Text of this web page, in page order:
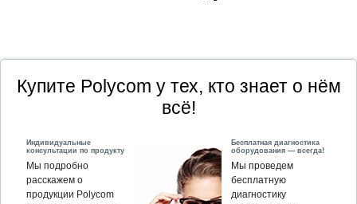
Купите Polycom у тех, кто знает о нём
всё!
Индивидуальные
консультации по продукту
Мы подробно
расскажем о
продукции Polycom
Бесплатная диагностика
оборудования — всегда!
Мы проведем
бесплатную
диагностику